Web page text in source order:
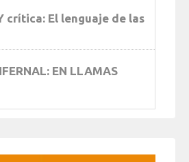
crítica: El lenguaje de las
EN LLAMAS